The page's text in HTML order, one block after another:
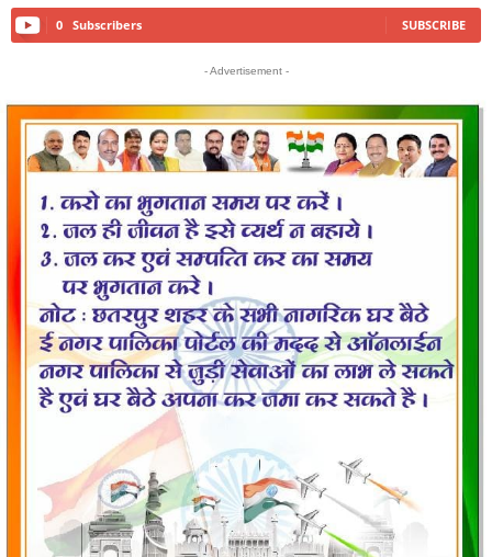
0 Subscribers SUBSCRIBE
- Advertisement -